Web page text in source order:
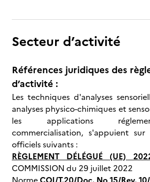
Secteur d’activité
Références juridiques des
d’activité :
Les techniques d'analyses
analyses physico-chimiques et
les applications
commercialisation, s'appuient
officiels suivants :
RÈGLEMENT DÉLÉGUÉ (UE)
COMMISSION du 29 juillet 2022